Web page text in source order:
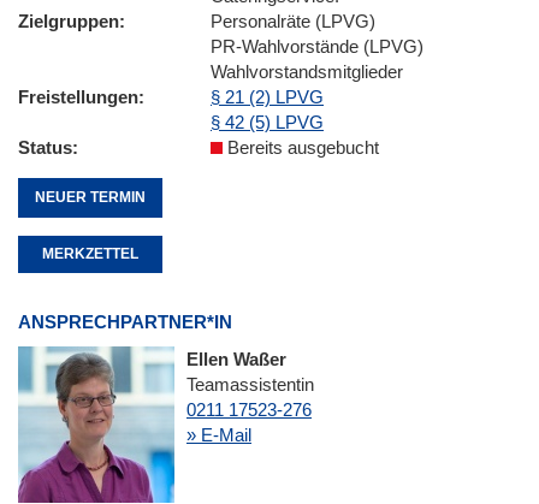
Zielgruppen
Personalräte (LPVG)
PR-Wahlvorstände (LPVG)
Wahlvorstandsmitglieder
Freistellungen
§ 21 (2) LPVG
§ 42 (5) LPVG
Status
Bereits ausgebucht
NEUER TERMIN
MERKZETTEL
ANSPRECHPARTNER*IN
Ellen Waßer
Teamassistentin
0211 17523-276
» E-Mail